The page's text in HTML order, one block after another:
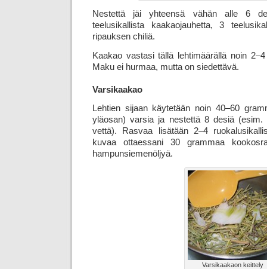
Nestettä jäi yhteensä vähän alle 6
teelusikallista kaakaojauhetta, 3
ripauksen chiliä.
Kaakao vastasi tällä lehtimäärällä noin
Maku ei hurmaa, mutta on siedettävä.
Varsikaakao
Lehtien sijaan käytetään noin 40–60
yläosan) varsia ja nestettä 8 desiä
vettä). Rasvaa lisätään 2–4
kuvaa ottaessani 30 grammaa
hampun­siemen­öljyä.
Varsikaakaon keittely